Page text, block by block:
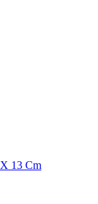
13 Cm